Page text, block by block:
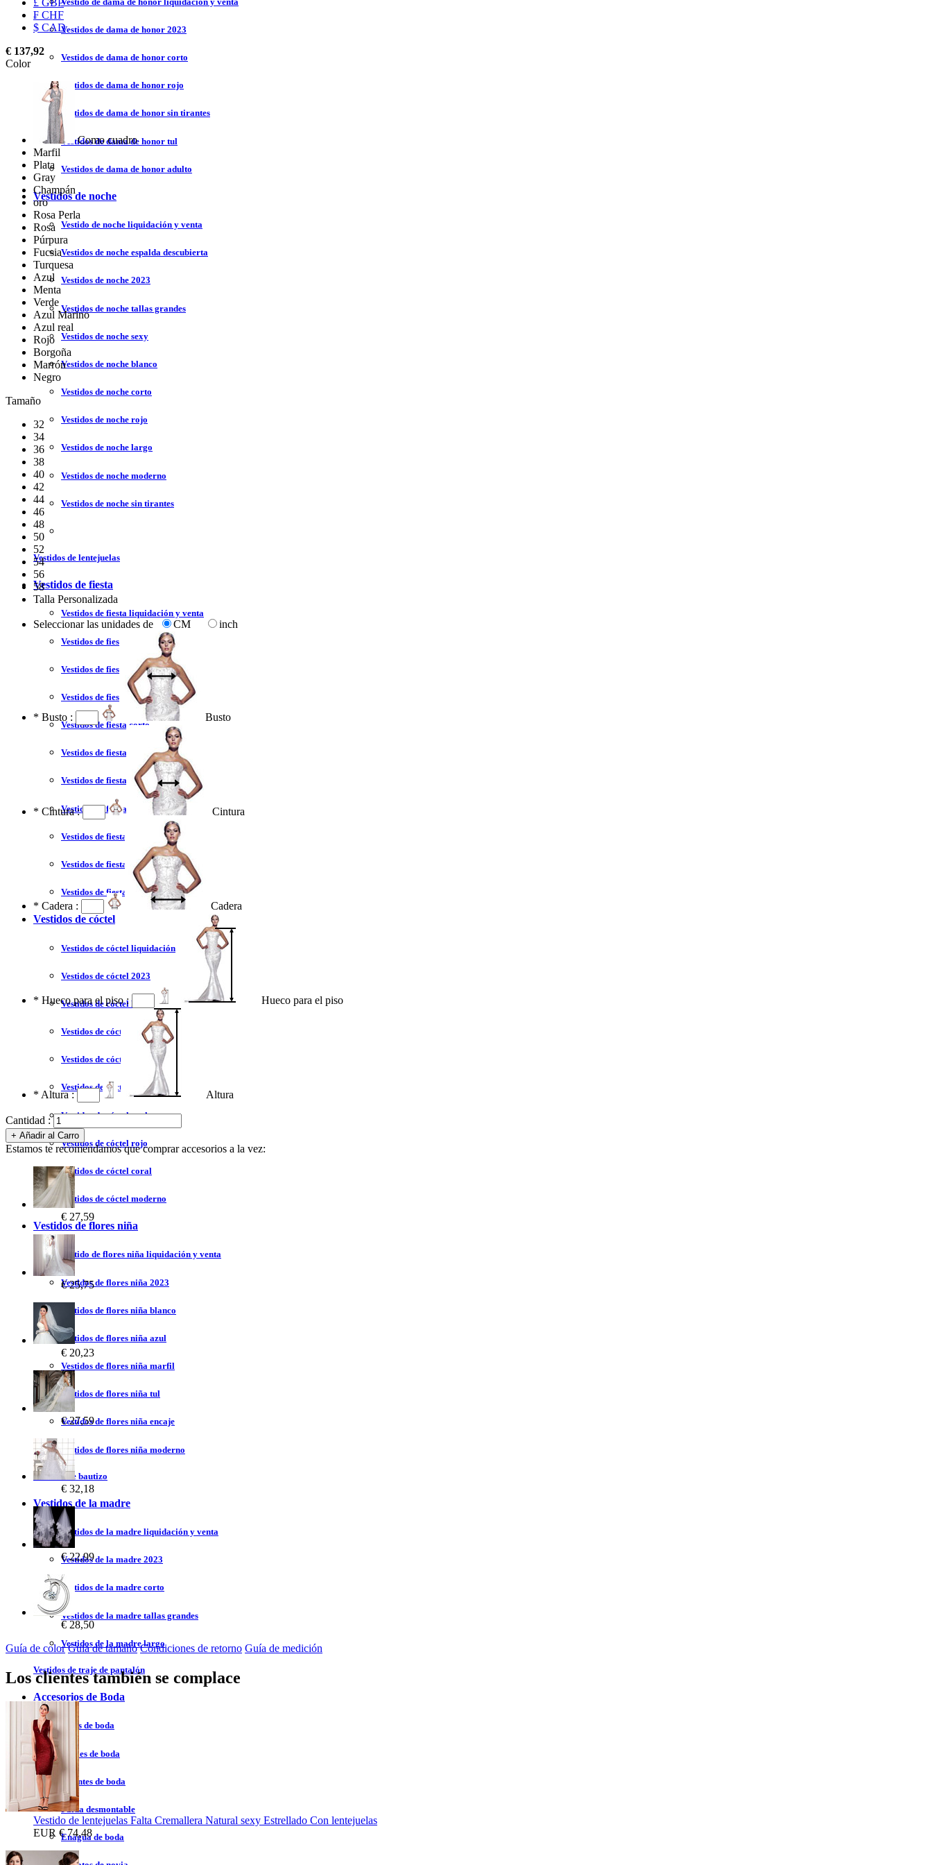
Vestidos de dama de honor 2023
Vestidos de dama de honor corto
Vestidos de dama de honor rojo
Vestidos de dama de honor sin tirantes
Vestidos de dama de honor tul
Vestidos de dama de honor adulto
Vestidos de noche
Vestido de noche liquidación y venta
Vestidos de noche espalda descubierta
Vestidos de noche 2023
Vestidos de noche tallas grandes
Vestidos de noche sexy
Vestidos de noche blanco
Vestidos de noche corto
Vestidos de noche rojo
Vestidos de noche largo
Vestidos de noche moderno
Vestidos de noche sin tirantes
Vestidos de lentejuelas
Vestidos de fiesta
Vestidos de fiesta liquidación y venta
Vestidos de fiesta 2023
Vestidos de fiesta sexy
Vestidos de fiesta largo
Vestidos de fiesta corto
Vestidos de fiesta corte princesa
Vestidos de fiesta sin tirantes
Vestidos de fiesta negro
Vestidos de fiesta rojo
Vestidos de fiesta amarillo
Vestidos de fiesta azul
Vestidos de cóctel
Vestidos de cóctel liquidación y venta
Vestidos de cóctel 2023
Vestidos de cóctel largo
Vestidos de cóctel corto
Vestidos de cóctel tallas grandes
Vestidos de cóctel sin tirantes
Vestidos de cóctel azul
Vestidos de cóctel rojo
Vestidos de cóctel coral
Vestidos de cóctel moderno
Vestidos de flores niña
Vestido de flores niña liquidación y venta
Vestidos de flores niña 2023
Vestidos de flores niña blanco
Vestidos de flores niña azul
Vestidos de flores niña marfil
Vestidos de flores niña tul
Vestidos de flores niña encaje
Vestidos de flores niña moderno
Vestidos de bautizo
Vestidos de la madre
Vestidos de la madre liquidación y venta
Vestidos de la madre 2023
Vestidos de la madre corto
Vestidos de la madre tallas grandes
Vestidos de la madre largo
Vestidos de traje de pantalón
Accesorios de Boda
Velos de boda
Chales de boda
Guantes de boda
Falda desmontable
Enagua de boda
£ GBP
₣ CHF
$ CAD
€ 137,92
Color
Como cuadro
Marfil
Plata
Gray
Champán
oro
Rosa Perla
Rosa
Púrpura
Fucsia
Turquesa
Azul
Menta
Verde
Azul Marino
Azul real
Rojo
Borgoña
Marrón
Negro
Tamaño
32
34
36
38
40
42
44
46
48
50
52
54
56
58
Talla Personalizada
Seleccionar las unidades de CM inch
* Busto : Busto
* Cintura : Cintura
* Cadera : Cadera
* Hueco para el piso : Hueco para el piso
* Altura : Altura
Cantidad :
Estamos te recomendamos que comprar accesorios a la vez:
€ 27,59
€ 25,75
€ 20,23
€ 27,59
€ 32,18
€ 22,99
€ 28,50
Guía de color Guía de tamaño Condiciones de retorno Guía de medición
Los clientes también se complace
Vestido de lentejuelas Falta Cremallera Natural sexy Estrellado Con lentejuelas
EUR € 74,48